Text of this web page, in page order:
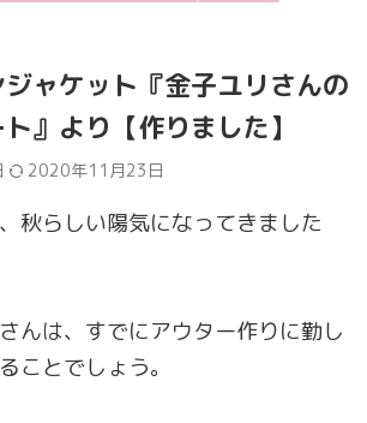
ャケット『金子ユリさんの
』より【作りました】
2020年11月23日
秋らしい陽気になってきました
んは、すでにアウター作りに勤し
ことでしょう。